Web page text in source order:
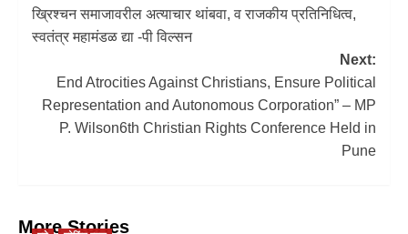
ख्रिश्चन समाजावरील अत्याचार थांबवा, व राजकीय प्रतिनिधित्व,
स्वतंत्र महामंडळ द्या -पी विल्सन
Next:
End Atrocities Against Christians, Ensure Political
Representation and Autonomous Corporation” – MP
P. Wilson6th Christian Rights Conference Held in
Pune
More Stories